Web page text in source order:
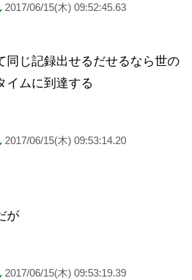
2017/06/15(木) 09:52:45.63
同じ記録出せるだせるなら世の
イムに到達する
2017/06/15(木) 09:53:14.20
が
2017/06/15(木) 09:53:19.39